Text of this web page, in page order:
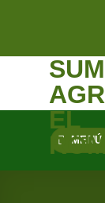
EL
MENÚ